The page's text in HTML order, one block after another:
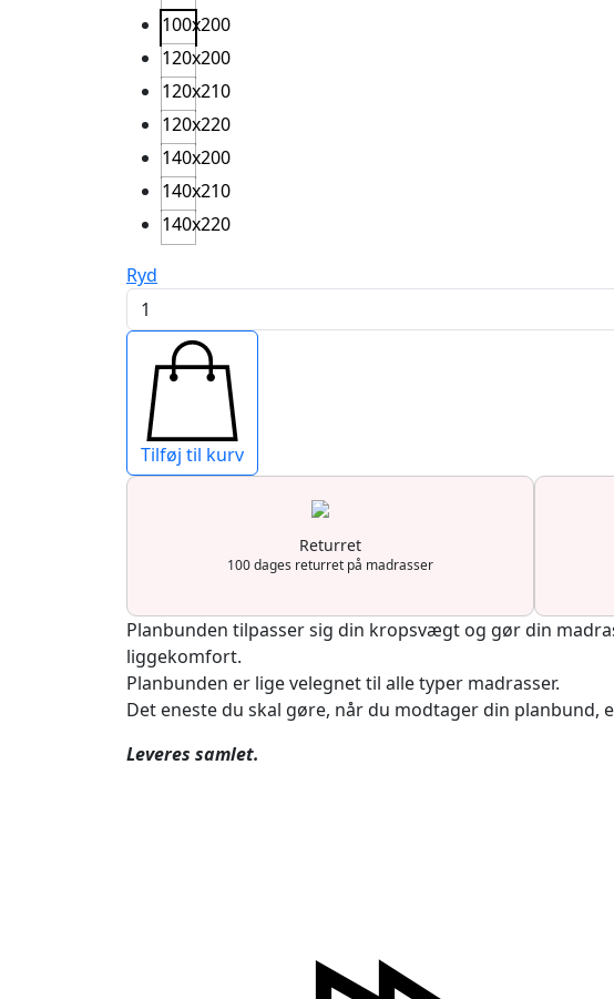
100x200
120x200
120x210
120x220
140x200
140x210
140x220
Ryd
Planbund
antal
Tilføj til kurv
Returret
100 dages returret på madrasser
Planbunden tilpasser sig din kropsvægt og gør din
liggekomfort.
Planbunden er lige velegnet til alle typer madrasser.
Det eneste du skal gøre, når du modtager din
Leveres samlet.